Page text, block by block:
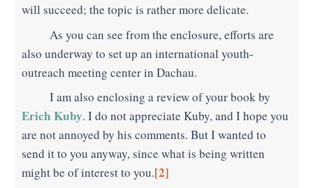
will succeed; the topic is rather more delicate.
As you can see from the enclosure, efforts are
also underway to set up an international youth-
outreach meeting center in Dachau.
I am also enclosing a review of your book by
Erich Kuby. I do not appreciate Kuby, and I hope you
are not annoyed by his comments. But I wanted to
send it to you anyway, since what is being written
might be of interest to you.[2]